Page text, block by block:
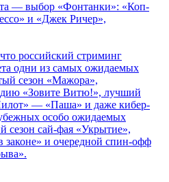
— выбор «Фонтанки»: «Коп-
и «Джек Ричер»,
российский стриминг
одни из самых ожидаемых
сезон «Мажора»,
«Зовите Витю!», лучший
— «Паша» и даже кибер-
особо ожидаемых
сезон сай-фая «Укрытие»,
законе» и очередной спин-офф